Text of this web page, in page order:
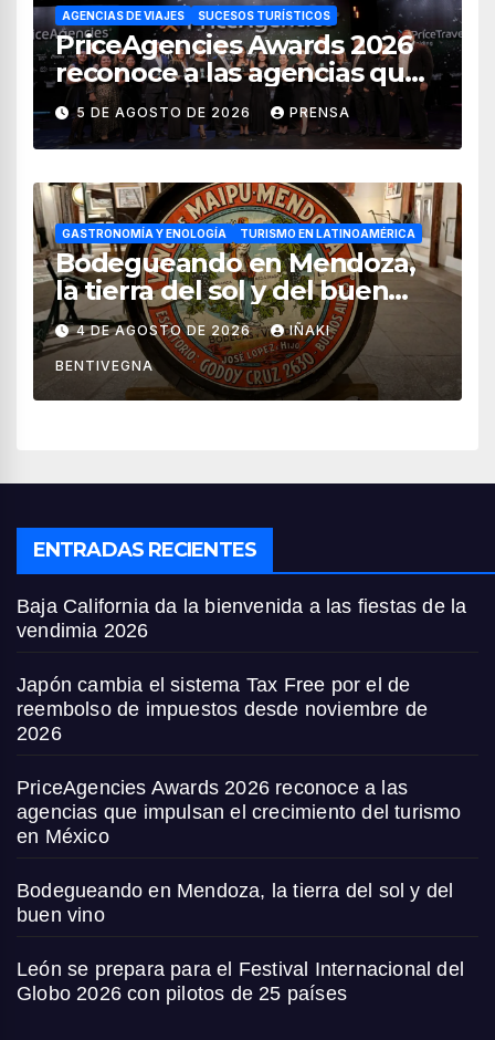
AGENCIAS DE VIAJES SUCESOS TURÍSTICOS
PriceAgencies Awards 2026
reconoce a las agencias que
impulsan el crecimiento del
turismo en México
5 DE AGOSTO DE 2026 PRENSA
GASTRONOMÍA Y ENOLOGÍA TURISMO EN LATINOAMÉRICA
Bodegueando en Mendoza,
la tierra del sol y del buen
vino
4 DE AGOSTO DE 2026 IÑAKI
BENTIVEGNA
ENTRADAS RECIENTES
Baja California da la bienvenida a las fiestas de la
vendimia 2026
Japón cambia el sistema Tax Free por el de
reembolso de impuestos desde noviembre de
2026
PriceAgencies Awards 2026 reconoce a las
agencias que impulsan el crecimiento del turismo
en México
Bodegueando en Mendoza, la tierra del sol y del
buen vino
León se prepara para el Festival Internacional del
Globo 2026 con pilotos de 25 países